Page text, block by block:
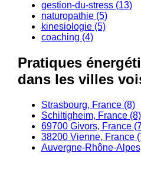
gestion-du-stress (13)
naturopathie (5)
kinesiologie (5)
coaching (4)
Pratiques
dans les villes
Strasbourg, France (8)
Schiltigheim, France (8)
69700 Givors, France
38200 Vienne, France
Auvergne-Rhône-